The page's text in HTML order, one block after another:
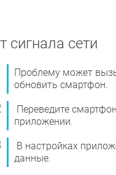
сигнала сети
Проблему может
обновить смартфон.
Переведите
приложении.
В настройках
данные.